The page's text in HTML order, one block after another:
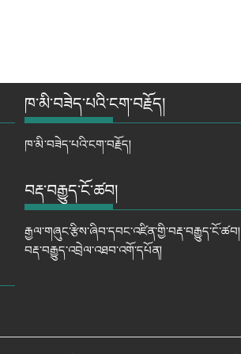
ཁ་མི་བཟེད་པའི་ངག་བརྗོད།
ཁ་མི་བཟེད་པའི་ངག་བརྗོད།
བརྡ་བརྒྱུད་ངོ་ཚབ།
རྒྱལ་གཞུང་རྩིས་ཞིབ་དབང་འཛིན་གྱི་བརྡ་བརྒྱུད་ངོ་ཚབ།
བརྡ་བརྒྱུད་འབྲེལ་འཐབ་འགོ་དཔོན།